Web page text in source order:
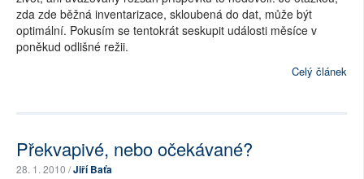
zda zde běžná inventarizace, skloubená do dat, může být
optimální. Pokusím se tentokrát seskupit události měsíce v
poněkud odlišné režii.
Celý článek
Překvapivé, nebo očekávané?
28. 1. 2010 /Jiří Baťa